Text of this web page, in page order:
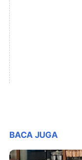
BACA JUGA